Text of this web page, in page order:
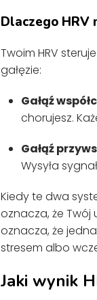
Dlaczego HRV
Twoim HRV steruje
gałęzie:
Gałąź
chorujesz.
Gałąź
Wysyła
Kiedy te dwa
oznacza, że Twój
oznacza, że
stresem albo
Jaki wynik